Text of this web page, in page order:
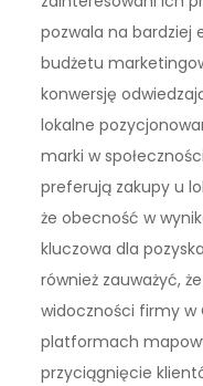
pozwala na bardziej
budżetu
konwersję
lokalne
marki w
preferują zakupy u
że obecność w
kluczowa dla
również zauważyć,
widoczności firmy w
platformach
przyciągnięcie